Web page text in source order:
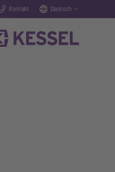
Kontakt Deutsch